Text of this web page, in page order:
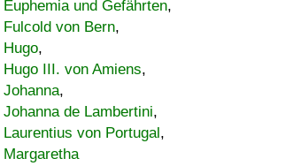
Euphemia und Gefährten,
Fulcold von Bern,
Hugo,
Hugo III. von Amiens,
Johanna,
Johanna de Lambertini,
Laurentius von Portugal,
Margaretha